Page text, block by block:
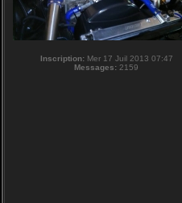
Inscription:Mer 17 Juil 2013 07:47
Messages: 2159